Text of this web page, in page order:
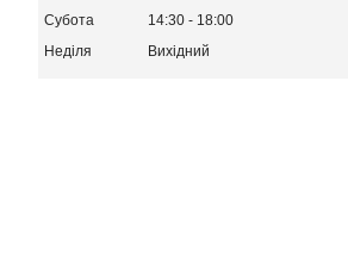
Субота
14:30
18:00
Неділя
Вихідний